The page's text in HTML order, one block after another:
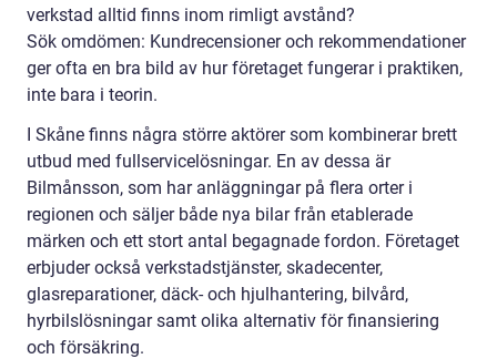
verkstad alltid finns inom rimligt avstånd?
Sök omdömen: Kundrecensioner och rekommendationer
ger ofta en bra bild av hur företaget fungerar i praktiken,
inte bara i teorin.
I Skåne finns några större aktörer som kombinerar brett
utbud med fullservicelösningar. En av dessa är
Bilmånsson, som har anläggningar på flera orter i
regionen och säljer både nya bilar från etablerade
märken och ett stort antal begagnade fordon. Företaget
erbjuder också verkstadstjänster, skadecenter,
glasreparationer, däck- och hjulhantering, bilvård,
hyrbilslösningar samt olika alternativ för finansiering
och försäkring.